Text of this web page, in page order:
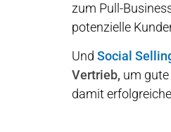
zum Pull-
potenzielle
Und Social
Vertrieb, um
damit